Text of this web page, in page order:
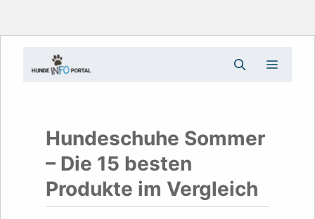
Inhalt
Menü
Hundeschuhe Sommer
– Die 15 besten
Produkte im Vergleich